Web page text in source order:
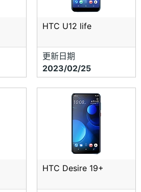
HTC U12 life
更新日期
2023/02/25
HTC Desire 19+